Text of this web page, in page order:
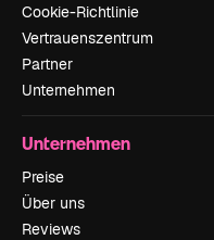
Cookie-Richtlinie
Vertrauenszentrum
Partner
Unternehmen
Unternehmen
Preise
Über uns
Reviews